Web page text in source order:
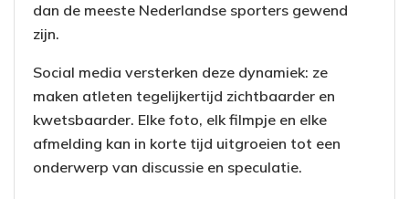
dan de meeste Nederlandse sporters gewend
zijn.
Social media versterken deze dynamiek: ze
maken atleten tegelijkertijd zichtbaarder en
kwetsbaarder. Elke foto, elk filmpje en elke
afmelding kan in korte tijd uitgroeien tot een
onderwerp van discussie en speculatie.